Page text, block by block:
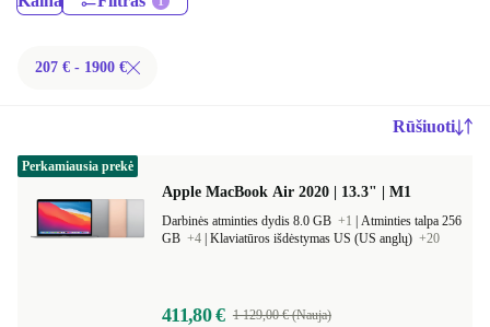
207 € - 1900 €
Rūšiuoti
Apple MacBook Air 2020 | 13.3" | M1
Darbinės atminties dydis 8.0 GB +1
Atminties talpa 256
GB +4 Klaviatūros išdėstymas US (US anglų) +20
411,80 € 1 129,00 € (Nauja)
Perkamiausia prekė